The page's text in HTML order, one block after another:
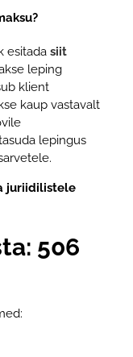
esitada siit
leping
klient
kaup vastavalt
lepingus
juriidilistele
506